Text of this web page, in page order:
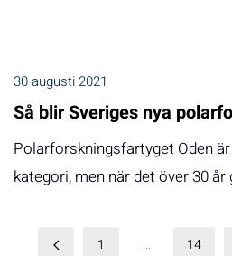
30 augusti 2021
Så blir Sveriges nya
Polarforskningsfartyget Oden
kategori, men när det över 30
1 … 14